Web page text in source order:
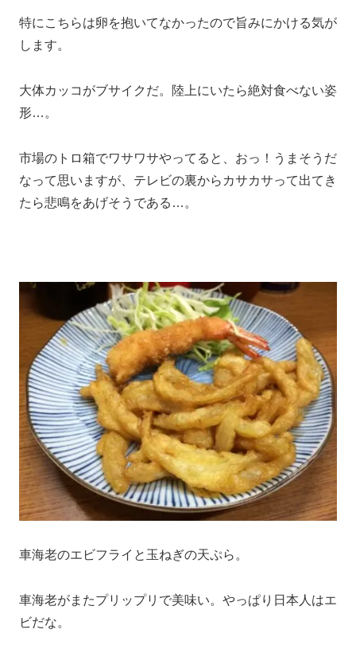
特にこちらは卵を抱いてなかったので旨みにかける気が
します。
大体カッコがブサイクだ。陸上にいたら絶対食べない姿
形…。
市場のトロ箱でワサワサやってると、おっ！うまそうだ
なって思いますが、テレビの裏からカサカサって出てき
たら悲鳴をあげそうである…。
車海老のエビフライと玉ねぎの天ぷら。
車海老がまたプリップリで美味い。やっぱり日本人はエ
ビだな。